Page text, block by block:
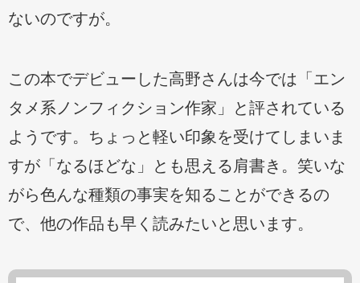
ないのですが。
この本でデビューした高野さんは今では「エン
タメ系ノンフィクション作家」と評されている
ようです。ちょっと軽い印象を受けてしまいま
すが「なるほどな」とも思える肩書き。笑いな
がら色んな種類の事実を知ることができるの
で、他の作品も早く読みたいと思います。